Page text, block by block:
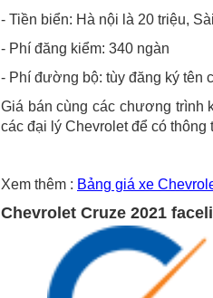
- Tiền biển: Hà nội là 20 triệu,
- Phí đăng kiểm: 340 ngàn
- Phí đường bộ: tùy đăng ký tên
Giá bán cùng các chương trình
các đại lý Chevrolet để có thông
Xem thêm : Bảng giá xe
Chevrolet Cruze 2021